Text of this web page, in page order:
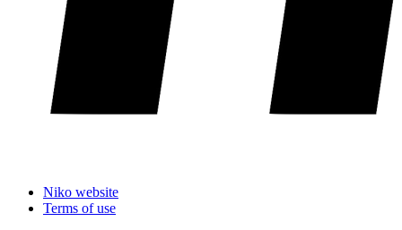
Niko website
Terms of use